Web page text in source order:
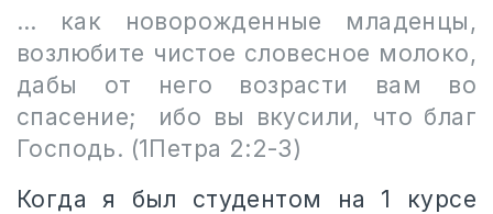
… как новорожденные младенцы,
возлюбите чистое словесное молоко,
дабы от него возрасти вам во
спасение;
ибо вы вкусили, что благ
Господь. (1Петра 2:2-3)
Когда я был студентом на 1 курсе